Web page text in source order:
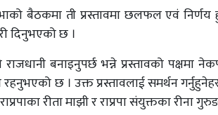
बैठकमा ती प्रस्तावमा छलफल एवं निर्णय
दिनुभएको छ ।
बनाइनुपर्छ भन्ने प्रस्तावको
रहनुभएको छ । उक्त प्रस्तावलाई समर्थन
रीता माझी र राप्रपा संयुक्तका रीना